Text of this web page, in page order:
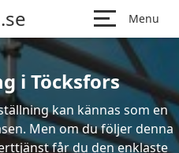
Menu
i Töcksfors
kan kännas som en
Men om du följer denna
får du den enklaste